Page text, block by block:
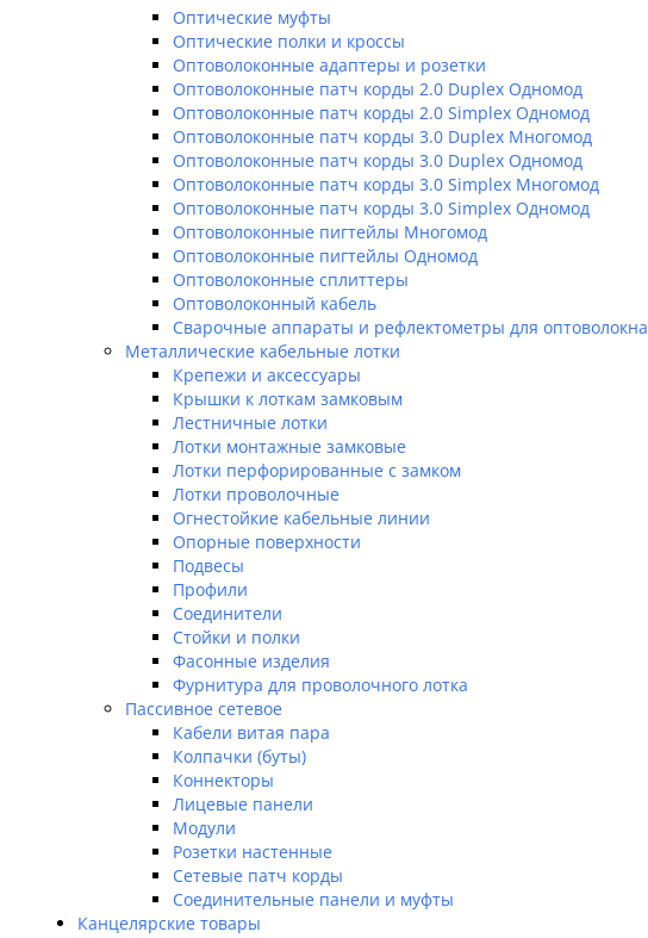
Оптические муфты
Оптические полки и кроссы
Оптоволоконные адаптеры и розетки
Оптоволоконные патч корды 2.0 Duplex Одномод
Оптоволоконные патч корды 2.0 Simplex Одномод
Оптоволоконные патч корды 3.0 Duplex Многомод
Оптоволоконные патч корды 3.0 Duplex Одномод
Оптоволоконные патч корды 3.0 Simplex Многомод
Оптоволоконные патч корды 3.0 Simplex Одномод
Оптоволоконные пигтейлы Многомод
Оптоволоконные пигтейлы Одномод
Оптоволоконные сплиттеры
Оптоволоконный кабель
Сварочные аппараты и рефлектометры для оптоволокна
Металлические кабельные лотки
Крепежи и аксессуары
Крышки к лоткам замковым
Лестничные лотки
Лотки монтажные замковые
Лотки перфорированные с замком
Лотки проволочные
Огнестойкие кабельные линии
Опорные поверхности
Подвесы
Профили
Соединители
Стойки и полки
Фасонные изделия
Фурнитура для проволочного лотка
Пассивное сетевое
Кабели витая пара
Колпачки (буты)
Коннекторы
Лицевые панели
Модули
Розетки настенные
Сетевые патч корды
Соединительные панели и муфты
Канцелярские товары